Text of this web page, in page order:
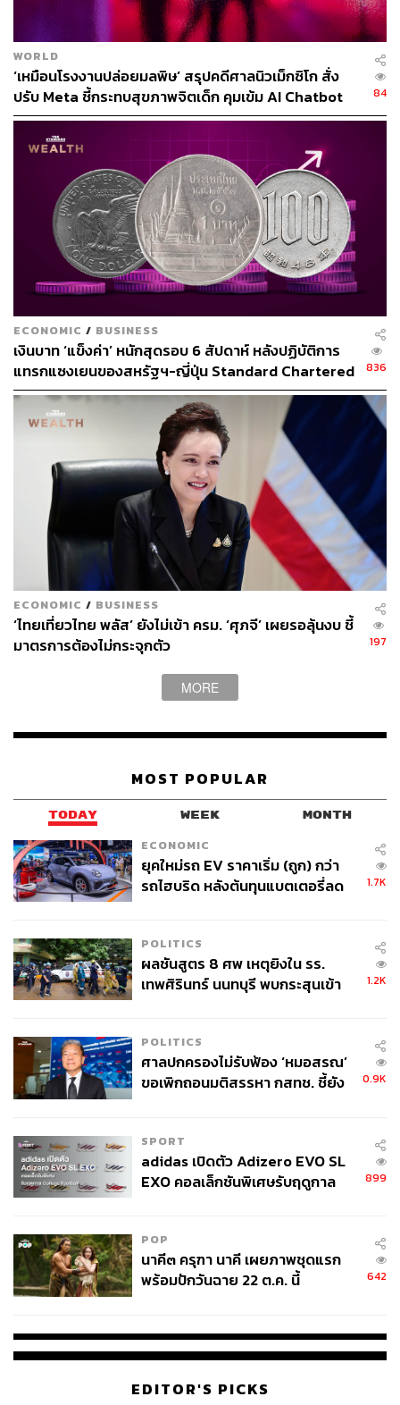
โดยระบุว่า การประชุมครั้งนี้ถือเป็นเวทีแลกเปลี่ยนความคิด
เห็นเชิงลึก ก่อนภารกิจหลักในช่วงบ่ายกับงาน SelectUSA
Investment Summit 2025 โดยท่านทูตฯ ได้กล่าวถึงความ
สำคัญของการที่ภาครัฐและเอกชนไทยผนึกกำลังเข้าร่วม
สำคัญ “Beyond Investment” ในการตอกย้ำบทบาทของ
ประเทศไทยในเวทีเศรษฐกิจโลก
“ประเทศไทยคือ Reliable Business Partner เป็นข้อความที่
ชัดเจนในการส่งสัญญาณถึงความพร้อมและความน่าเชื่อถือ
ของเศรษฐกิจไทย แม้ในขณะที่หลายประเทศยังมีความกังวล
จากความไม่เสถียรของนโยบายเศรษฐกิจโลก”
ท่านทูตฯ ยังสะท้อนมุมมองว่า แม้การเจรจาทางเศรษฐกิจ
ของสหรัฐฯ ยังดู “Unstructured” และยังไม่แสดงท่าทีชัดเจน
ในประเด็นสำคัญ แต่ประเทศไทยต้องเตรียมพร้อมรับมือและ
ส่งสัญญาณเชิงบวกในประเด็นที่มีความสำคัญร่วมกัน ทั้ง
ด้าน Energy, Service, Agriculture เพื่อผลักดันให้เกิด Trade
Balance และความชัดเจนทางนโยบายในอนาคต
สามารถติดตาม THE STANDARD WEALTH
ผ่านแอปพลิเคชันต่างๆ ที่คุณสะดวกหรือใช้งานอยู่แล้วได้เลย
TAGS: USA กลุ่มไทยซัมมิท
เครือเจริญโภคภัณฑ์ (CP)
ส่งออกไทย
เจริญโภคภัณฑ์อาหาร (CPF)
บริษัท ผลิตไฟฟ้า จำกัด (มหาชน)
กำแพงภาษีสหรัฐฯ
บริษัท บ้านปู จำกัด (มหาชน)
บริษัท อินโดรามา เวนเจอร์ส จำกัด (มหาชน)
551
เสาวลักษณ์ เขตสูงเนิน
Content Creator THE STANDARD WEALTH
WORLD
‘เหมือนโรงงานปล่อยมลพิษ’ สรุปคดีศาลนิวเม็กซิโก สั่ง
ปรับ Meta ชี้กระทบสุขภาพจิตเด็ก คุมเข้ม AI Chatbot
84
ECONOMIC / BUSINESS
เงินบาท ‘แข็งค่า’ หนักสุดรอบ 6 สัปดาห์ หลังปฏิบัติการ
แทรกแซงเยนของสหรัฐฯ-ญี่ปุ่น Standard Chartered
เปิดเป้าสิ้นปีนี้จ่อแข็งต่อแตะ 32.50 บาทต่อดอลลาร์
836
ECONOMIC / BUSINESS
‘ไทยเที่ยวไทย พลัส’ ยังไม่เข้า ครม. ‘ศุภจี’ เผยรอลุ้นงบ ชี้
มาตรการต้องไม่กระจุกตัว
197
MORE
MOST POPULAR
TODAY WEEK MONTH
ECONOMIC
ยุคใหม่รถ EV ราคาเริ่ม (ถูก) กว่า
รถไฮบริด หลังต้นทุนแบตเตอรี่ลด
1.7K
POLITICS
ผลชันสูตร 8 ศพ เหตุยิงใน รร.
เทพศิรินทร์ นนทบุรี พบกระสุนเข้า
1.2K
POLITICS
ศาลปกครองไม่รับฟ้อง ‘หมอสรณ’
ขอเพิกถอนมติสรรหา กสทช. ชี้ยัง
0.9K
SPORT
adidas เปิดตัว Adizero EVO SL
EXO คอลเล็กชันพิเศษรับฤดูกาล
899
POP
นาคี๓ ครุฑา นาคี เผยภาพชุดแรก
พร้อมปักวันฉาย 22 ต.ค. นี้
642
EDITOR'S PICKS